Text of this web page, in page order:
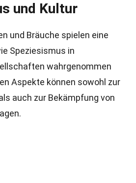
und Kultur
und Bräuche spielen eine
Speziesismus in
wahrgenommen
Aspekte können sowohl zur
auch zur Bekämpfung von